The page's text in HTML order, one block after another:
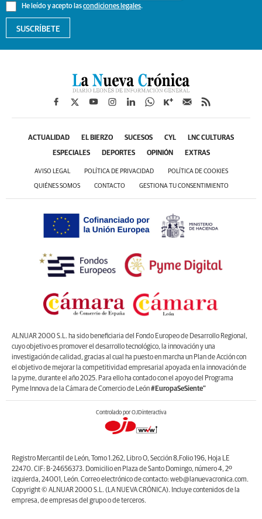
He leído y acepto lascondiciones legales.
SUSCRÍBETE
ACTUALIDAD EL BIERZO SUCESOS CYL LNC CULTURAS
ESPECIALES DEPORTES OPINIÓN EXTRAS
AVISO LEGAL POLÍTICA DE PRIVACIDAD POLÍTICA DE COOKIES
QUIÉNES SOMOS CONTACTO GESTIONA TU CONSENTIMIENTO
ALNUAR 2000 S.L. ha sido beneficiaria del Fondo Europeo de Desarrollo Regional,
cuyo objetivo es promover el desarrollo tecnológico, la innovación y una
investigación de calidad, gracias al cual ha puesto en marcha un Plan de Acción con
el objetivo de mejorar la competitividad empresarial apoyada en la innovación de
la pyme, durante el año 2025. Para ello ha contado con el apoyo del Programa
Pyme Innova de la Cámara de Comercio de León#EuropaSeSiente”
Controlado por OJDinteractiva
Registro Mercantil de León, Tomo 1.262, Libro O, Sección 8,Folio 196, Hoja LE
22470. CIF: B-24656373. Domicilio en Plaza de Santo Domingo, número 4, 2º
izquierda, 24001, León. Correo electrónico de contacto: web@lanuevacronica.com.
Copyright © ALNUAR 2000 S.L. (LA NUEVA CRÓNICA). Incluye contenidos de la
empresa, de empresas del grupo o de terceros.